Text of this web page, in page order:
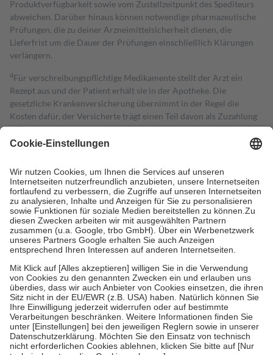
Produktverfügbarkeit sowie vom Zustellzeitpunkt des Spediteurs
abweichen. Darüber hinaus können notwendige pharmazeutische
Prüfungen, die zu deiner Arzneimittelsicherheit dienen, die
Lieferfrist um die Dauer der Prüfungen einschließlich Klärungen
verlängern.
4Für verschreibungspflichtige Medikamente stellt der Arzt ein
Rezept aus und der Patient erhält sie in der Apotheke. Die
gesetzliche Krankenversicherung übernimmt in der Regel die
Kosten dafür, der Versicherte trägt einen Teil davon als Zuzahlung
mit.
Grundsätzlich leisten Mitglieder Zuzahlungen in Höhe von zehn
höchstens zehn Euro.
Es sind jedoch nie mehr als die tatsächlichen
Kosten der Leistung zu entrichten.
Diese Regeln gelten grundsätzlich auch für Online-Apotheken.
Bei Heilmitteln und häuslicher Krankenpflege beträgt die
Zuzahlung zehn Prozent der Kosten sowie zehn Euro je
Verordnung.
Um das Engagement der Versicherten für ihre eigene Gesundheit zu
stärken und die besondere Stellung der Familie zu unterstützen,
fallenkeine Zuzahlungenan bei:
• Kindern und Jugendlichen bis zum vollendeten 18. Lebensjahr
mit Ausnahme der Fahrkosten
• Untersuchungen zur Vorsorge und Früherkennung, die von der
GKV getragen werden
• empfohlenen Schutzimpfungen
• Harn- und Blutteststreifen